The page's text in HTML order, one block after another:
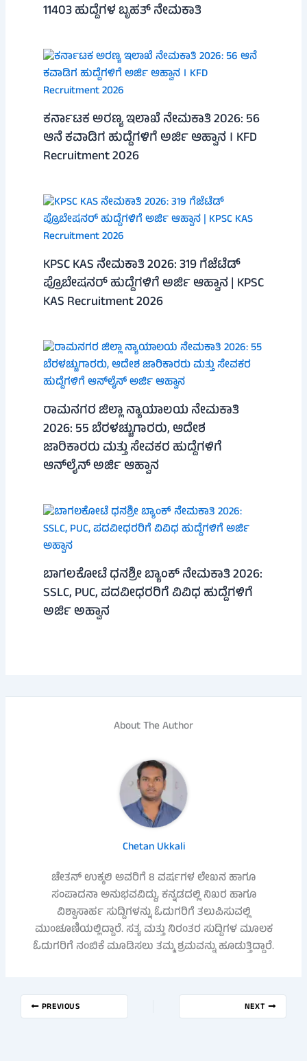
11403 ಹುದ್ದೆಗಳ ಬೃಹತ್ ನೇಮಕಾತಿ
ಕರ್ನಾಟಕ ಅರಣ್ಯ ಇಲಾಖೆ ನೇಮಕಾತಿ 2026: 56
ಆನೆ ಕವಾಡಿಗ ಹುದ್ದೆಗಳಿಗೆ ಅರ್ಜಿ ಆಹ್ವಾನ । KFD
Recruitment 2026
KPSC KAS ನೇಮಕಾತಿ 2026: 319 ಗೆಜೆಟೆಡ್
ಪ್ರೊಬೇಷನರ್ ಹುದ್ದೆಗಳಿಗೆ ಅರ್ಜಿ ಆಹ್ವಾನ | KPSC
KAS Recruitment 2026
ರಾಮನಗರ ಜಿಲ್ಲಾ ನ್ಯಾಯಾಲಯ ನೇಮಕಾತಿ
2026: 55 ಬೆರಳಚ್ಚುಗಾರರು, ಆದೇಶ
ಜಾರಿಕಾರರು ಮತ್ತು ಸೇವಕರ ಹುದ್ದೆಗಳಿಗೆ
ಆನ್‌ಲೈನ್ ಅರ್ಜಿ ಆಹ್ವಾನ
ಬಾಗಲಕೋಟೆ ಧನಶ್ರೀ ಬ್ಯಾಂಕ್ ನೇಮಕಾತಿ 2026:
SSLC, PUC, ಪದವೀಧರರಿಗೆ ವಿವಿಧ ಹುದ್ದೆಗಳಿಗೆ
ಅರ್ಜಿ ಅಹ್ವಾನ
About The Author
Chetan Ukkali
ಚೇತನ್ ಉಕ್ಕಲಿ ಅವರಿಗೆ 8 ವರ್ಷಗಳ ಲೇಖನ ಹಾಗೂ
ಸಂಪಾದನಾ ಅನುಭವವಿದ್ದು, ಕನ್ನಡದಲ್ಲಿ ನಿಖರ ಹಾಗೂ
ವಿಶ್ವಾಸಾರ್ಹ ಸುದ್ದಿಗಳನ್ನು ಓದುಗರಿಗೆ ತಲುಪಿಸುವಲ್ಲಿ
ಮುಂಚೂಣಿಯಲ್ಲಿದ್ದಾರೆ. ಸತ್ಯ ಮತ್ತು ನಿರಂತರ ಸುದ್ದಿಗಳ ಮೂಲಕ
ಓದುಗರಿಗೆ ನಂಬಿಕೆ ಮೂಡಿಸಲು ತಮ್ಮ ಶ್ರಮವನ್ನು ಹೂಡುತ್ತಿದ್ದಾರೆ.
PREVIOUS NEXT